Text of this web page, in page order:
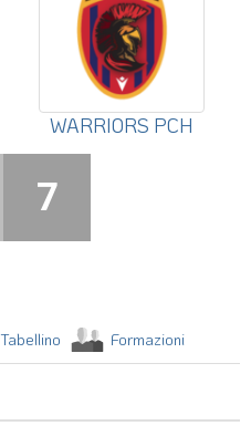
WARRIORS PCH
7
Tabellino Formazioni